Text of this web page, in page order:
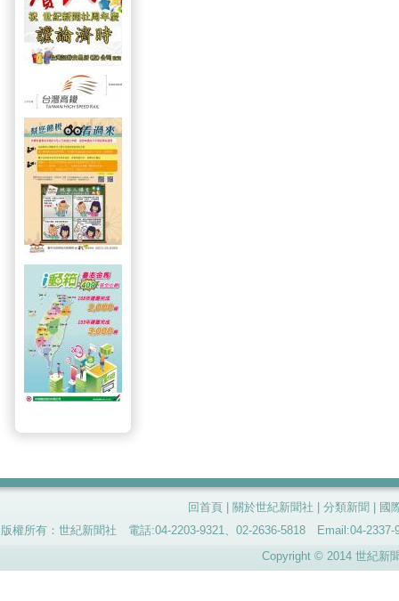
回首頁 關於世紀新聞社 分類新聞
國
版權所有：世紀新聞社 電話:04-2203-9321、02-2636-5818 Email:04-
Copyright © 2014 世紀新